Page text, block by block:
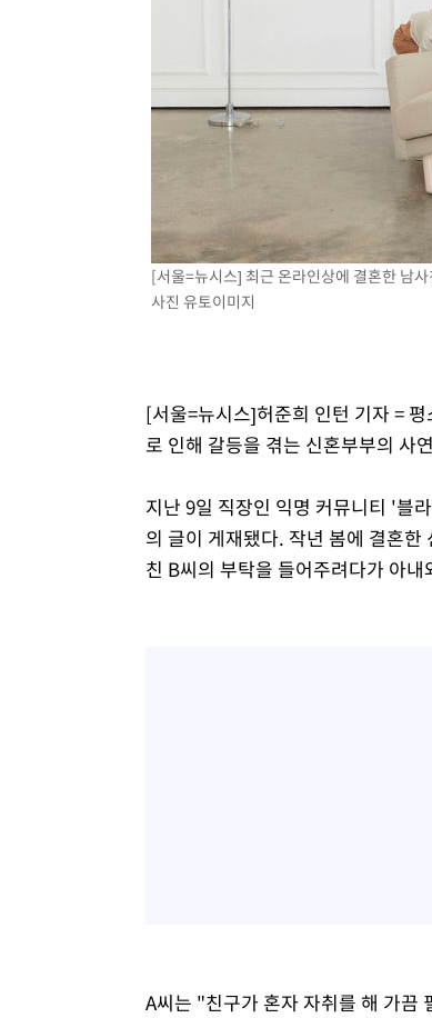
[속보]합참 "북, 동해상으로 미상 발사체 발사"
'낮 최고 39도' 불볕더위…한밤 열대야도 계속[내
[속보]7~9일 프로야구 3연전도 폭염 취소…11일 재
"韓 외환시장 개입 관측 배경엔 美의 대한국 무역
'월드컵 탈락 후폭풍' 축구협회…초유의 압수수색
서울 낮 37.9도, 올여름 최고치 경신…영등포 순간
[속보]종합특검, 대검 추가 압수수색…내란 중요임
[속보]코스닥, 800p 회복…0.26% 오른 801.67 마
[속보]코스피, 301.88포인트(4.58%) 내린
[속보]원·달러 환율, 0.7원 내린 1423.8원 마감
[서울=뉴시스] 최근 온라인상에 결혼한 남
사진 유토이미지
[서울=뉴시스]허준희 인턴 기자 =
로 인해 갈등을 겪는 신혼부부의 사
지난 9일 직장인 익명 커뮤니티 '블
의 글이 게재됐다. 작년 봄에 결혼
친 B씨의 부탁을 들어주려다가 아
A씨는 "친구가 혼자 자취를 해 가끔